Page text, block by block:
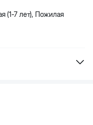
(1-7 лет), Пожилая
потребностям